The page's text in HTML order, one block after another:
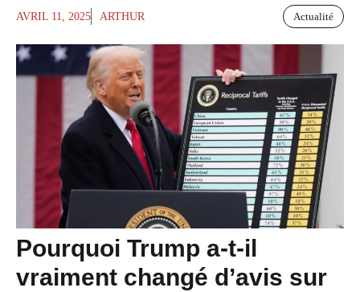
AVRIL 11, 2025 ARTHUR Actualité
Pourquoi Trump a-t-il
vraiment changé d’avis sur